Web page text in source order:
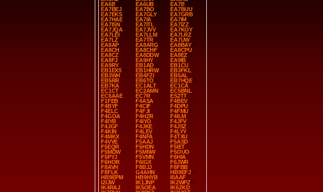
EA6B
EA6UB
EA7B
EA7BEJ
EA7BO
EA7BUU
EA7EKS
EA7GLY
EA7GRB
EA7HAE
EA7IA
EA7IM
EA7ISN
EA7ITL
EA7IZZ
EA7JQA
EA7JVV
EA7KOY
EA7LEI
EA7LLM
EA7LRZ
EA7LZ
EA7TR
EA7UW
EA8AP
EA8ARG
EA8BAY
EA8CH
EA8CHF
EA8CPU
EA8CZ
EA8DDW
EA8EZ
EA8FJ
EA9HY
EA9IB
EA9RY
EB1AD
EB1CU
EB1EXS
EB1HRW
EB3FKL
EB3WH
EB4FZI
EB5AL
EB5RR
EB6TO
EB7HQE
EB7KA
EC1ALT
EC1CA
EC1CT
EC2AMN
EC5BNL
EC6AAE
EC7R
ES2TT
F1FEB
F4ASA
F4BEV
F4BYF
F4CIF
F4DPU
F4ELC
F4FJI
F4FMU
F4GOA
F4HZR
F4ILM
F4IYB
F4IYO
F4JFV
F4JGF
F4JKE
F4JSZ
F4KIN
F4LEV
F4LYY
F4MKX
F4NFA
F4TXU
F4VVE
F5AAJ
F5ASD
F5EQR
F5HDN
F5IET
F5MDW
F5MNW
F5OUO
F5PYJ
F5VMN
F6HIA
F6HOR
F6IGX
F6JWR
F8AVH
F8BJJ
F8FBB
F8FLK
G4AHN
HB9EFJ
HB9EPM
HB9HYB
I0AAF
I2IJW
IK1JNP
IK2WPZ
IK4RAJ
IK5OEA
IK6ZKD